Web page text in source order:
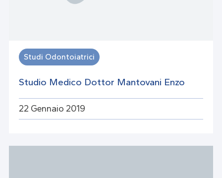
Studi Odontoiatrici
Studio Medico Dottor Mantovani Enzo
22 Gennaio 2019